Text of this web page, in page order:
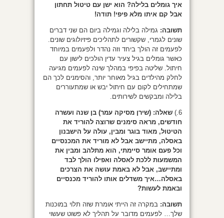
איך גומלים בלילה? הוא ישן עם טיטול תחתון
אבל קם איתו מלא פיפי! תודה!
תשובה: גמילה בלילה וגמילה ביום הם שני דברים
שונים לגמרי, שקשורים לתהליכים פיזיולוגים שונים.
לפעמים זה הולך ביחד וזה נהדר ולפעמים במיוחד
כאשר גומלים בגיל צעיר עדין הולכים לישון עם
חיתול. שליטה בפיפי במהלך שינה לפעמים מגיעה
לחלק מהילדים בגיל מאוחר יותר, והסימנים לכך הם
שמתחילים לקום עם חיתול יבש או שמתעוררים
בלילה ומבקשים לשירותים.
6.)
שאלה: (שירן מסיקה עמר) בן שנה ועשרה
חודשים, מראה סימנים שרוצה להוריד את
הטיטול, מאוד בוגר ומבין, עולה על הישבנון
באסלה, מתיישב אבל לא מוריד את המכנסיים
וכל פעם אומר סיימתי, הוא מתלהב ומבין את
המשמעות ללכת לאסלה ואפילו הולך לבד
ומתיישב, אבל לא באמת עושה את הצרכים
באסלה…איך משדלים אותו להוריד מכנסיים
ובאמת לעשות?
תשובה: במקרה זה הייתי אומרת שזה תלוי במוכנות
שלך… לפעמים מדובר על תהליך לא פשוט שעשוי